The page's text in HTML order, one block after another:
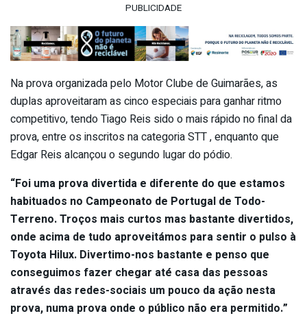
PUBLICIDADE
Na prova organizada pelo Motor Clube de Guimarães, as
duplas aproveitaram as cinco especiais para ganhar ritmo
competitivo, tendo Tiago Reis sido o mais rápido no final da
prova, entre os inscritos na categoria STT , enquanto que
Edgar Reis alcançou o segundo lugar do pódio.
“Foi uma prova divertida e diferente do que estamos
habituados no Campeonato de Portugal de Todo-
Terreno. Troços mais curtos mas bastante divertidos,
onde acima de tudo aproveitámos para sentir o pulso à
Toyota Hilux. Divertimo-nos bastante e penso que
conseguimos fazer chegar até casa das pessoas
através das redes-sociais um pouco da ação nesta
prova, numa prova onde o público não era permitido.”